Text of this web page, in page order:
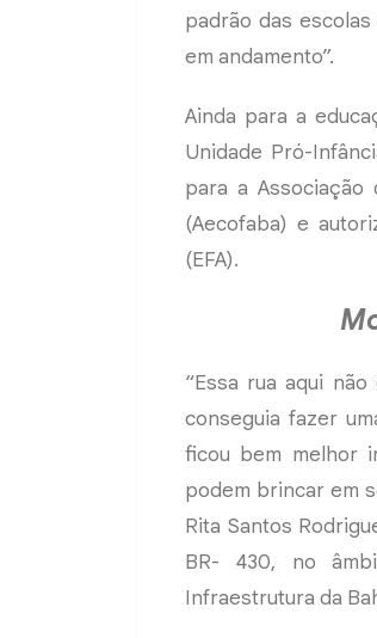
padrão das
em andamento”.
Ainda para a
Unidade Pró-
para a Associação
(Aecofaba) e
(EFA).
“Essa rua aqui
conseguia fazer
ficou bem melhor
podem brincar em
Rita Santos
BR- 430, no
Infraestrutura da